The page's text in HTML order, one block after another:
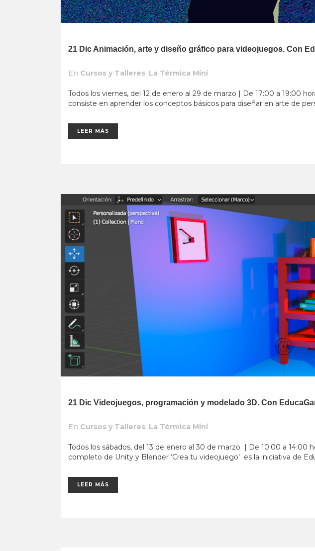
21 Dic Animación, arte y diseño gráfico para videojuegos. Con
En Cursos y Talleres, La Térmica Mini
Todos los viernes, del 12 de enero al 29 de marzo | De 17:00 a 19:00
consiste en aprender los conceptos básicos para diseñar en arte de
LEER MÁS
21 Dic Videojuegos, programación y modelado 3D. Con
En Cursos y Talleres, La Térmica Mini
Todos los sábados, del 13 de enero al 30 de marzo | De 10:00 a
completo de Unity y Blender ‘Crea tu videojuego’ es la iniciativa de
LEER MÁS